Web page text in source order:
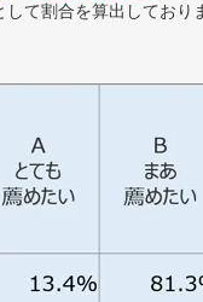
て割合を算出しており